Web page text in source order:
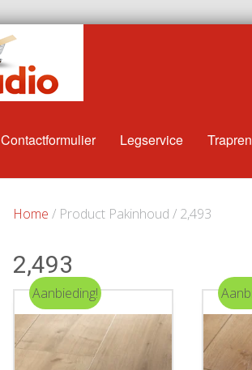
Contactformulier Legservice
Home / Product Pakinhoud / 2,493
2,493
Aanbieding!